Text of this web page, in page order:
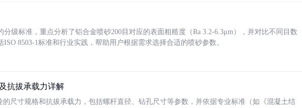
级标准，重点分析了铝合金喷砂200目对应的表面粗糙度（Ra 3.2-6.3μm），并对比不同目数
8503-1标准和行业实践，帮助用户根据需求选择合适的喷砂参数。
抗拔承载力详解
的尺寸规格和抗拔承载力，包括螺杆直径、钻孔尺寸等参数，并依据专业标准（如《混凝土结